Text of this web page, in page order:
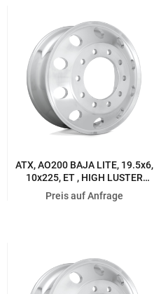
ATX, AO200 BAJA LITE, 19.5x6,
10x225, ET , HIGH LUSTER
POLISHED
Preis auf Anfrage